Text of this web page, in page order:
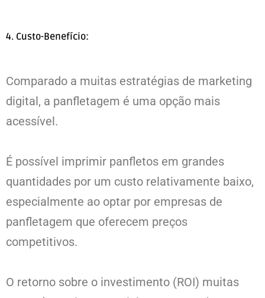
4. Custo-Benefício:
Comparado a muitas estratégias de marketing
digital, a panfletagem é uma opção mais
acessível.
É possível imprimir panfletos em grandes
quantidades por um custo relativamente baixo,
especialmente ao optar por empresas de
panfletagem que oferecem preços
competitivos.
O retorno sobre o investimento (ROI) muitas